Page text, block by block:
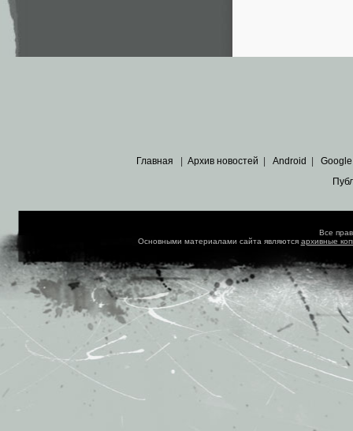
Главная Архив новостей Android Google
Все
Основными материалами сайта являются архивные